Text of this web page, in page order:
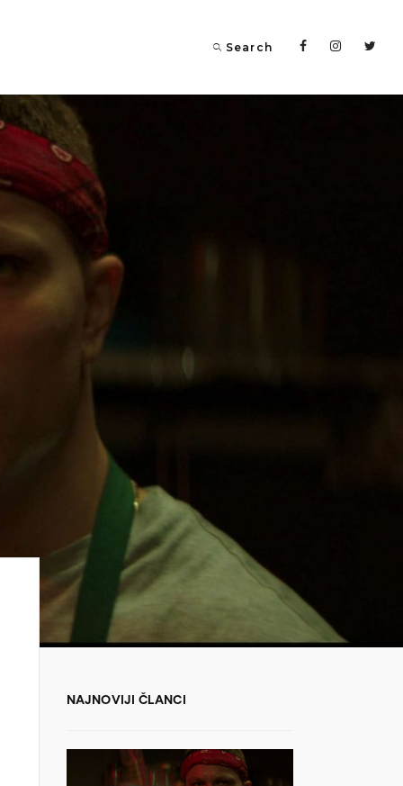
Search
NAJNOVIJI ČLANCI